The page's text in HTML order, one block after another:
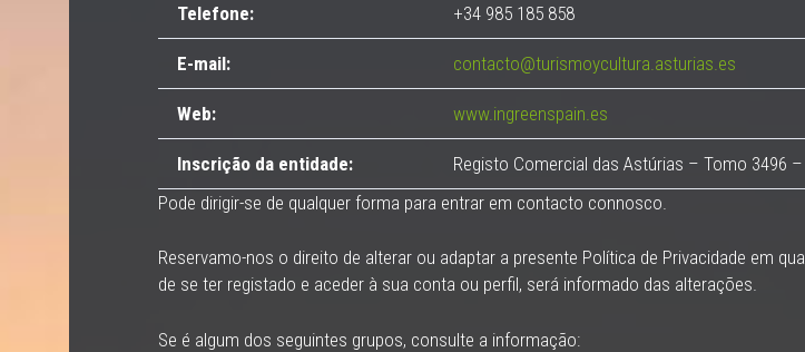
Telefone: +34 985 185 858
E-mail: contacto@turismoycultura.asturias.es
Web: www.ingreenspain.es
Inscrição da entidade:
Registo Comercial das Astúrias – Tomo 3496
Pode dirigir-se de qualquer forma para entrar em contacto connosco.
Reservamo-nos o direito de alterar ou adaptar a presente Política de Privacidade em
de se ter registado e aceder à sua conta ou perfil, será informado das alterações.
Se é algum dos seguintes grupos, consulte a informação: